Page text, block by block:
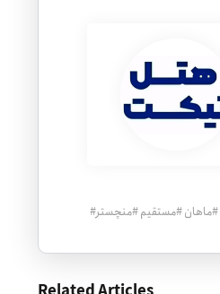
# #ماهان#مستقیم#منچستر